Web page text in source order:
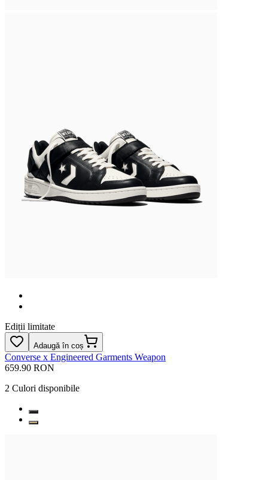
Ediții limitate
Adaugă în coș
Converse x Engineered Garments Weapon
659.90 RON
2 Culori disponibile